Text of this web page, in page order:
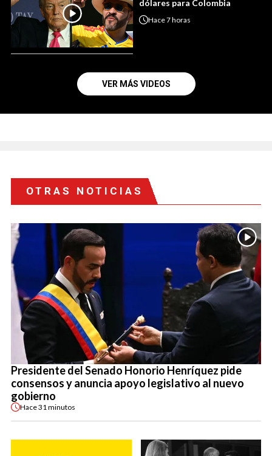
dólares para Colombia
Hace7 horas
VER MÁS VIDEOS
OTRAS NOTICIAS
Presidente del Senado Honorio Henríquez pide
consensos y anuncia apoyo legislativo al nuevo
gobierno
Hace31 minutos